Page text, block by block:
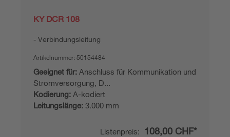
KY DCR 108
Verbindungsleitung
Artikelnummer: 50154484
Geeignet für: Anschluss für Kommunikation und
Stromversorgung, D...
Kodierung: A-kodiert
Leitungslänge: 3.000 mm
Listenpreis: 108,00 CHF*